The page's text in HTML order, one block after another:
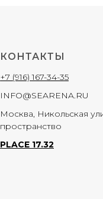
КОНТАКТЫ
+7 (916) 167-34-35
INFO@SEARENA.RU
Москва, Никольская
пространство
PLACE 17.32